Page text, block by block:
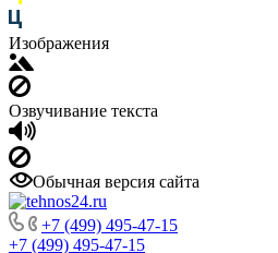
Изображения
Озвучивание текста
Обычная версия сайта
+7 (499) 495-47-15
+7 (499) 495-47-15